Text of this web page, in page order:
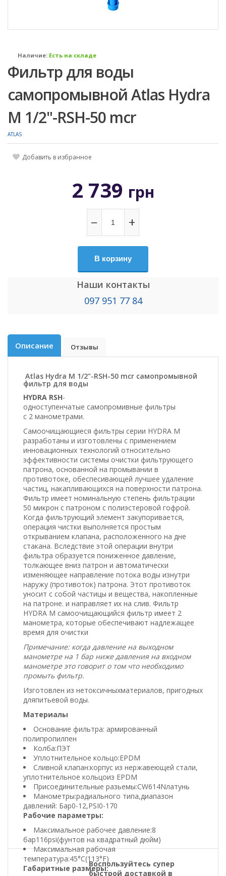
Наличие: Есть на складе
Фильтр для воды
самопромывной Atlas Hydra
M 1/2"-RSH-50 mcr
ATLAS
Добавить в избранное
2 739 грн
− +
В корзину
Наши контакты
097 951 77 84
Описание Отзывы
Atlas Hydra M 1/2"-RSH-50 mcr самопромывной
фильтр для воды
HYDRA RSH-
одноступенчатые самопромивные фильтры
с 2 манометрами.
Самоочищающиеся фильтры серии HYDRA M
разработаны и изготовлены с применением
инновационных технологий относительно
эффективности системы очистки фильтрующего
патрона, основанной на промывании в
противотоке, обеспесивающей лучшее удаление
частиц, накапливающихся на поверхности патрона.
Фильтр имеет номинальную степень фильтрации
50 микрон с патроном с полиэстеровой гофрой.
Когда фильтрующий элемент закупоривается,
операция чистки выполняется простым
открыванием клапана, расположенного на дне
стакана. Вследствие этой операции внутри
фильтра образуется пониженное давление,
толкающее вниз патрон и автоматически
изменяющее направление потока воды изнутри
наружу (противоток) патрона. Этот противоток
уносит с собой частицы и вещества, накопленные
на патроне. и направляет их на слив. Фильтр
HYDRA М самоочищающийся фильтр имеет 2
манометра, которые обеспечивают надлежащее
время для очистки
Примечание: когда давление на выходном
манометре на 1 бар ниже давления на входном
манометре это говорит о том что необходимо
промыть фильтр.
Изготовлен из нетоксичныхматериалов, пригодных
дляпитьевой воды.
Материалы
Основание фильтра: армированный
полипропилпен
Колба:ПЭТ
Уплотнительное кольцо:EPDM
Сливной клапан:корпус из нержавеющей стали,
уплотнительное кольцоиз EPDM
Присоединительные разьемы:CW614Nлатунь
Манометры:радиального типа,диапазон
давлений: Бар0-12,PSI0-170
Рабочие параметры:
Максимальное рабочее давление:8
бар116psi(фунтов на квадратный дюйм)
Максимальная рабочая
температура:45°C(113°F)
Габаритные размеры:Воспользуйтесь супер
быстрой доставкой в